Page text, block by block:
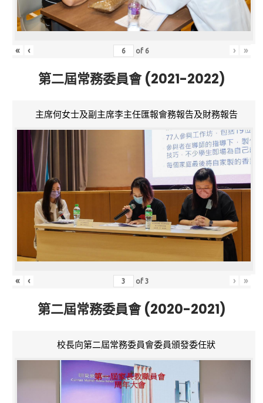
« ‹ of 6 › »
第二屆常務委員會 (2021-2022)
主席何女士及副主席李主任匯報會務報告及財務報告
« ‹ of3 › »
第二屆常務委員會 (2020-2021)
校長向第二屆常務委員會委員頒發委任狀